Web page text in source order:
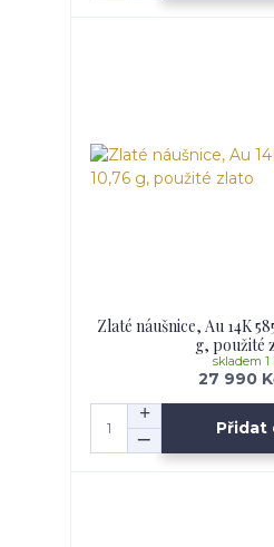
Zlaté náušnice, Au 14K
g, použité
27 990
skladem 1
Přidat